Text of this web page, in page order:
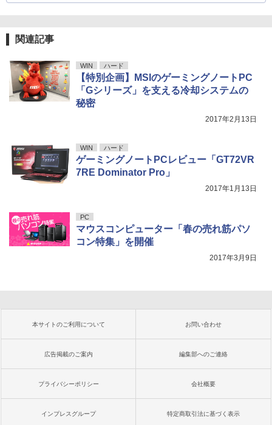
関連記事
WIN ハード
【特別企画】MSIのゲーミングノートPC
「Gシリーズ」を支える冷却システムの
秘密
2017年2月13日
WIN ハード
ゲーミングノートPCレビュー「GT72VR
7RE Dominator Pro」
2017年1月13日
PC
マウスコンピューター「春の売れ筋パソ
コン特集」を開催
2017年3月9日
本サイトのご利用について お問い合わせ
広告掲載のご案内 編集部へのご連絡
プライバシーポリシー 会社概要
インプレスグループ 特定商取引法に基づく表示